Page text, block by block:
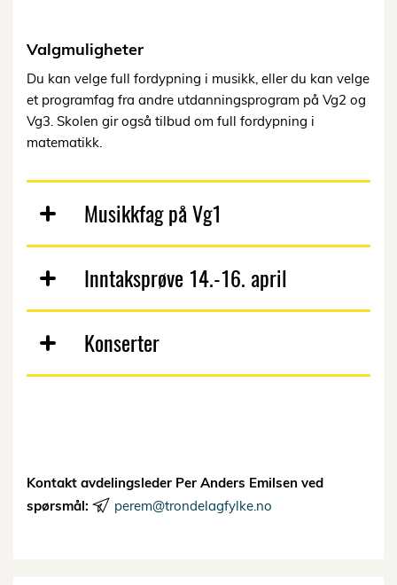
Valgmuligheter
Du kan velge full fordypning i musikk, eller du kan velge
et programfag fra andre utdanningsprogram på Vg2 og
Vg3. Skolen gir også tilbud om full fordypning i
matematikk.
Musikkfag på Vg1
Inntaksprøve 14.-16. april
Konserter
Kontakt avdelingsleder Per Anders Emilsen ved
spørsmål:
perem@trondelagfylke.no